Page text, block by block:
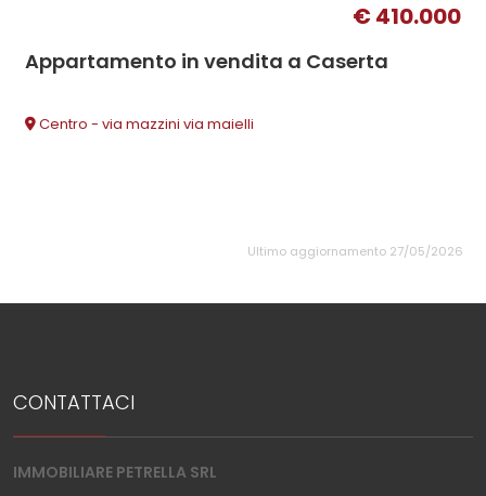
€ 410.000
Appartamento in vendita a Caserta
Centro - via mazzini via maielli
Ultimo aggiornamento 27/05/2026
CONTATTACI
IMMOBILIARE PETRELLA SRL